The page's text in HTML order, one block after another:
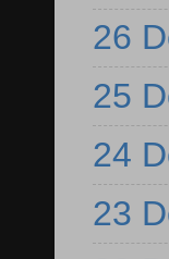
26
25
24
23